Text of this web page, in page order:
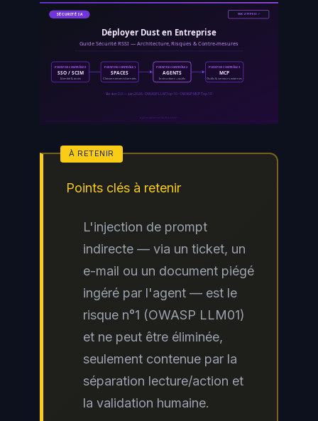
SÉCURITÉ IA SOC 2 TYPE II ✓
Déployer Dust en Entreprise
Guide Sécurité RSSI — Architecture, Risques & Contre-mesures
POINT DE CONTRÔLE 0
SSO / SCIM
Identité & accès
POINT DE CONTRÔLE 1
SPACES
Cloisonnement données
POINT DE CONTRÔLE 2
AGENTS
Instructions + outils
POINT DE CONTRÔLE 3
MCP
Outils & serveurs externes
Version 2.0 — Juin 2026 · OWASP LLM Top 10 · OWASP MCP Top 10
ayinedjimi-consultants.fr
Points clés à retenir
L'injection de prompt
indirecte — via un ticket, un
e-mail ou un document piégé
ingéré par l'agent — est le
risque n°1 (OWASP LLM01)
et ne peut être éliminée,
seulement contenue par la
séparation lecture/action et
la validation humaine.